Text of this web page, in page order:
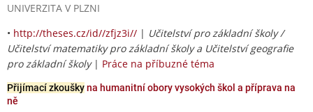
UNIVERZITA V PLZNI
• http://theses.cz/id//zfjz3i// | Učitelství pro základní školy /
Učitelství matematiky pro základní školy a Učitelství geografie
pro základní školy| Práce na příbuzné téma
Přijímací zkouškyna humanitní obory vysokých škol a příprava na
ně